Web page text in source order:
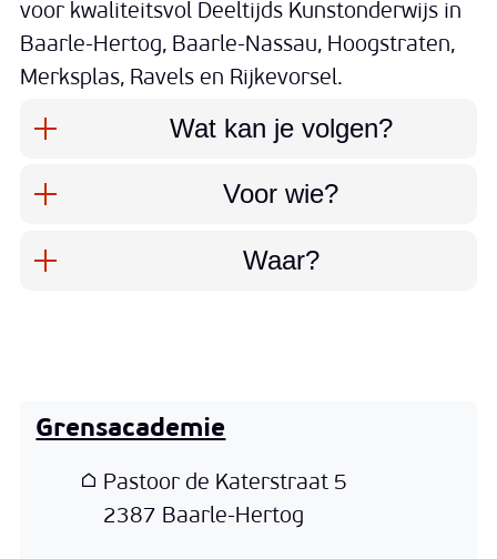
voor kwaliteitsvol Deeltijds Kunstonderwijs in
Baarle-Hertog, Baarle-Nassau, Hoogstraten,
Merksplas, Ravels en Rijkevorsel.
Wat kan je volgen?
Voor wie?
Waar?
Grensacademie
Adres Pastoor de Katerstraat 5
,2387 Baarle-Hertog